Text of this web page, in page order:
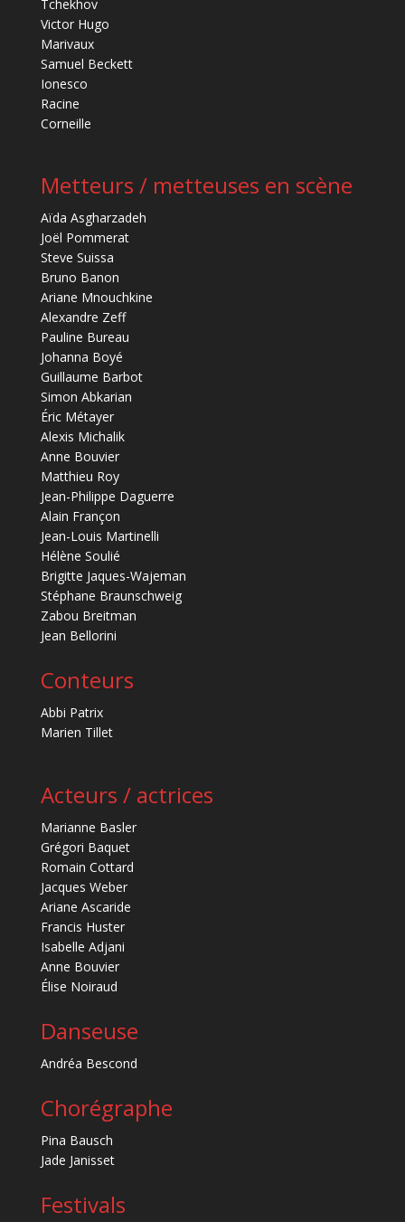
Tchekhov
Victor Hugo
Marivaux
Samuel Beckett
Ionesco
Racine
Corneille
Metteurs / metteuses en scène
Aïda Asgharzadeh
Joël Pommerat
Steve Suissa
Bruno Banon
Ariane Mnouchkine
Alexandre Zeff
Pauline Bureau
Johanna Boyé
Guillaume Barbot
Simon Abkarian
Éric Métayer
Alexis Michalik
Anne Bouvier
Matthieu Roy
Jean-Philippe Daguerre
Alain Françon
Jean-Louis Martinelli
Hélène Soulié
Brigitte Jaques-Wajeman
Stéphane Braunschweig
Zabou Breitman
Jean Bellorini
Conteurs
Abbi Patrix
Marien Tillet
Acteurs / actrices
Marianne Basler
Grégori Baquet
Romain Cottard
Jacques Weber
Ariane Ascaride
Francis Huster
Isabelle Adjani
Anne Bouvier
Élise Noiraud
Danseuse
Andréa Bescond
Chorégraphe
Pina Bausch
Jade Janisset
Festivals